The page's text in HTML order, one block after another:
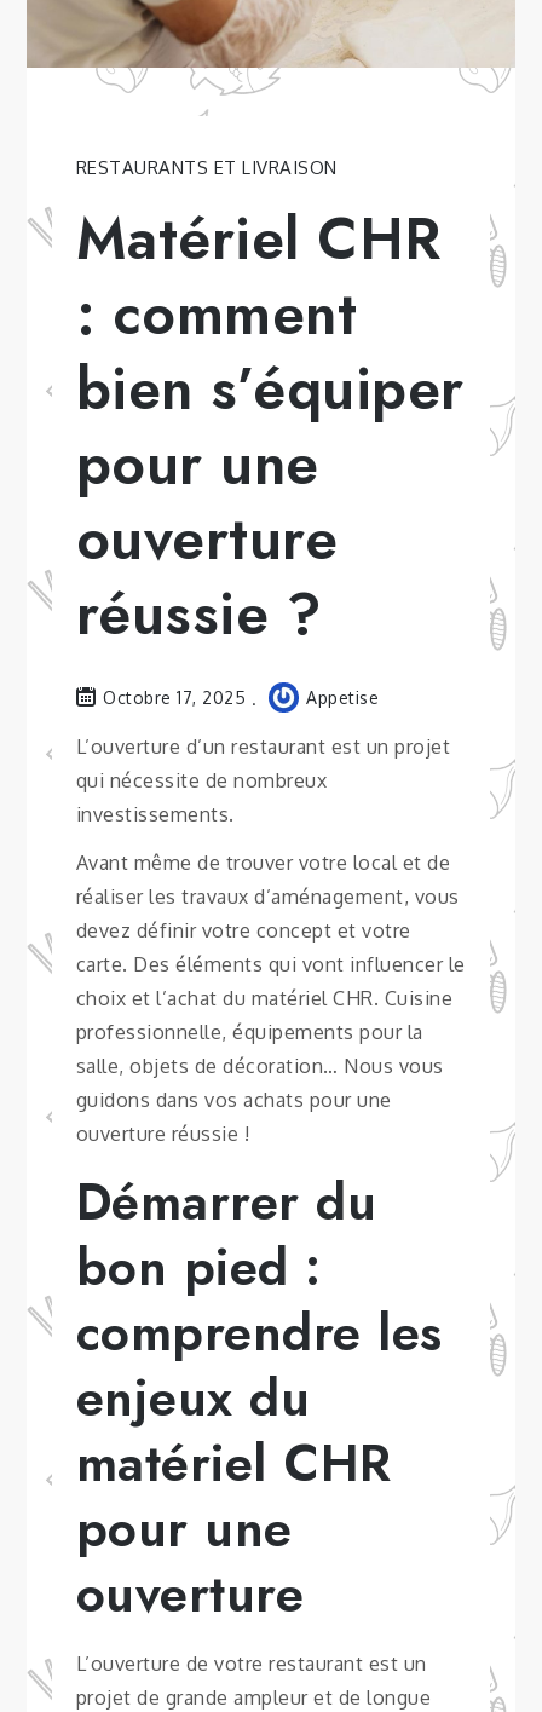
RESTAURANTS ET LIVRAISON
Matériel CHR
: comment
bien s’équiper
pour une
ouverture
réussie ?
Octobre 17, 2025 Appetise
L’ouverture d’un restaurant est un projet
qui nécessite de nombreux
investissements.
Avant même de trouver votre local et de
réaliser les travaux d’aménagement, vous
devez définir votre concept et votre
carte. Des éléments qui vont influencer le
choix et l’achat du matériel CHR. Cuisine
professionnelle, équipements pour la
salle, objets de décoration… Nous vous
guidons dans vos achats pour une
ouverture réussie !
Démarrer du
bon pied :
comprendre les
enjeux du
matériel CHR
pour une
ouverture
L’ouverture de votre restaurant est un
projet de grande ampleur et de longue